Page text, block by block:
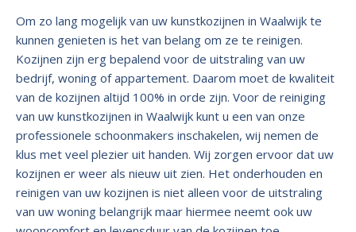
Om zo lang mogelijk van uw kunstkozijnen in Waalwijk te
kunnen genieten is het van belang om ze te reinigen.
Kozijnen zijn erg bepalend voor de uitstraling van uw
bedrijf, woning of appartement. Daarom moet de kwaliteit
van de kozijnen altijd 100% in orde zijn. Voor de reiniging
van uw kunstkozijnen in Waalwijk kunt u een van onze
professionele schoonmakers inschakelen, wij nemen de
klus met veel plezier uit handen. Wij zorgen ervoor dat uw
kozijnen er weer als nieuw uit zien. Het onderhouden en
reinigen van uw kozijnen is niet alleen voor de uitstraling
van uw woning belangrijk maar hiermee neemt ook uw